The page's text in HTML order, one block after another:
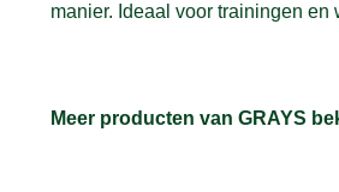
manier. Ideaal voor trainingen en
Meer producten van GRAYS